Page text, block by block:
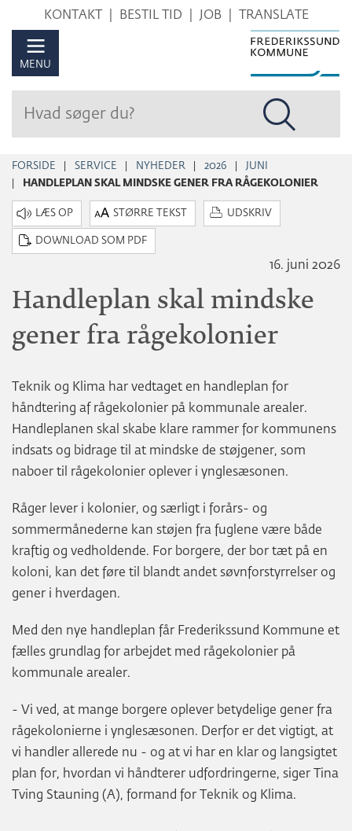
Hop
KONTAKT BESTIL TID JOB TRANSLATE
MENU
FORSIDE SERVICE NYHEDER 2026
JUNI
HANDLEPLAN SKAL MINDSKE GENER FRA RÅGEKOLONIER
STØRRE TEKST UDSKRIV
DOWNLOAD SOM PDF
16. juni 2026
Handleplan skal mindske
gener fra rågekolonier
Teknik og Klima har vedtaget en handleplan for
håndtering af rågekolonier på kommunale arealer.
Handleplanen skal skabe klare rammer for kommunens
indsats og bidrage til at mindske de støjgener, som
naboer til rågekolonier oplever i ynglesæsonen.
Råger lever i kolonier, og særligt i forårs- og
sommermånederne kan støjen fra fuglene være både
kraftig og vedholdende. For borgere, der bor tæt på en
koloni, kan det føre til blandt andet søvnforstyrrelser og
gener i hverdagen.
Med den nye handleplan får Frederikssund Kommune et
fælles grundlag for arbejdet med rågekolonier på
kommunale arealer.
- Vi ved, at mange borgere oplever betydelige gener fra
rågekolonierne i ynglesæsonen. Derfor er det vigtigt, at
vi handler allerede nu - og at vi har en klar og langsigtet
plan for, hvordan vi håndterer udfordringerne, siger Tina
Tving Stauning (A), formand for Teknik og Klima.